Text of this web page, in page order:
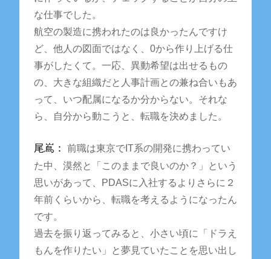
な仕事でした。
航空の製造に携われたのは良かったんですけ
ど、他人の図面ではなく、0から作り上げる仕
事がしたくて。一応、異動希望は出せるもの
の、大きな組織だと人事計画との兼ね合いもあ
って、いつ配属になるか分からない。それな
ら、自分から動こうと、転職を決めました。
尾嶌：
前職は東京でIT系の開発に携わってい
た中、漠然と「このままで良いのか？」という
思いがあって、PDASに入社するよりさらに２
年前くらいから、転職を考えるようになったん
です。
過去を振り返ってみると、小さい頃に「ドラえ
もんを作りたい」と夢見ていたことを思い出し